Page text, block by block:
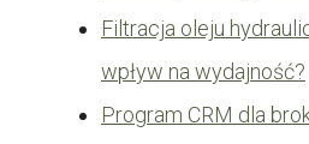
Filtracja oleju
wpływ na wydajność?
Program CRM dla